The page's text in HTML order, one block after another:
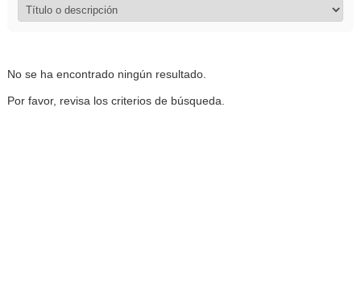
No se ha encontrado ningún resultado.
Por favor, revisa los criterios de búsqueda.